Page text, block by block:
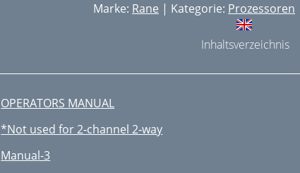
Marke: Rane | Kategorie: Prozessoren
Inhaltsverzeichnis
OPERATORS MANUAL
*Not used for 2‑channel 2‑way
Manual-3